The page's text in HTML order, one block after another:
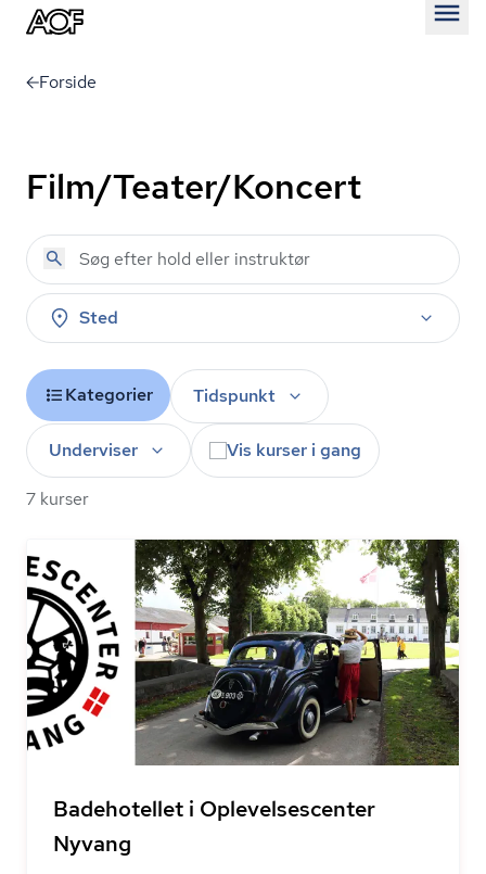
Forside
Film/Teater/Koncert
Sted
Kategorier Tidspunkt
Underviser Vis kurser i gang
7 kurser
Badehotellet i Oplevelsescenter
Nyvang